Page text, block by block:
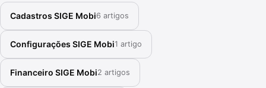
Cadastros SIGE Mobi6 artigos
Configurações SIGE Mobi1 artigo
Financeiro SIGE Mobi2 artigos